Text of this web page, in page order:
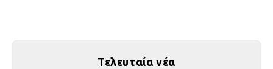
Τελευταία νέα